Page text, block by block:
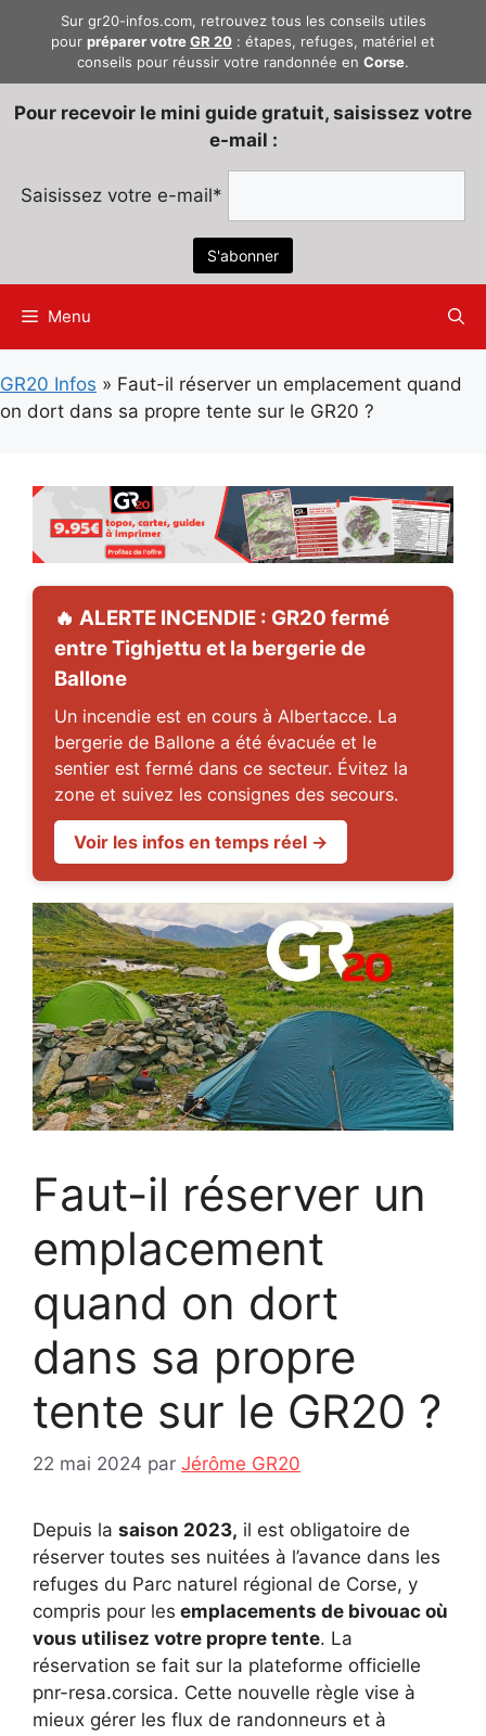
Sur gr20-infos.com, retrouvez tous les conseils utiles
pour préparer votreGR 20 : étapes, refuges, matériel et
conseils pour réussir votre randonnée en Corse.
Pour recevoir le mini guide gratuit, saisissez votre
e-mail :
Saisissez votre e-mail*
Menu
GR20 Infos » Faut-il réserver un emplacement quand
on dort dans sa propre tente sur le GR20 ?
🔥 ALERTE INCENDIE : GR20 fermé
entre Tighjettu et la bergerie de
Ballone
Un incendie est en cours à Albertacce. La
bergerie de Ballone a été évacuée et le
sentier est fermé dans ce secteur. Évitez la
zone et suivez les consignes des secours.
Voir les infos en temps réel →
Faut-il réserver un
emplacement
quand on dort
dans sa propre
tente sur le GR20 ?
22 mai 2024 par Jérôme GR20
Depuis la saison 2023, il est obligatoire de
réserver toutes ses nuitées à l’avance dans les
refuges du Parc naturel régional de Corse, y
compris pour les emplacements de bivouac où
vous utilisez votre propre tente. La
réservation se fait sur la plateforme officielle
pnr-resa.corsica. Cette nouvelle règle vise à
mieux gérer les flux de randonneurs et à